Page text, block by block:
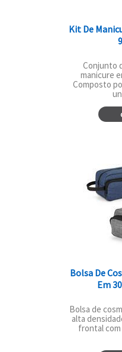
Kit De
Conjunto
manicure
Composto
Bolsa De
Em
Bolsa de
alta
frontal